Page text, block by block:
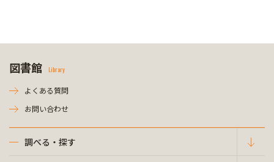
図書館 Library
よくある質問
お問い合わせ
調べる・探す